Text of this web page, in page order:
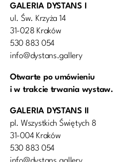
GALERIA DYSTANS I
ul. Św. Krzyża 14
31-028 Kraków
530 883 054
info@dystans.gallery
Otwarte po umówieniu
i w trakcie trwania wystaw.
GALERIA DYSTANS II
pl. Wszystkich Świętych 8
31-004 Kraków
530 883 054